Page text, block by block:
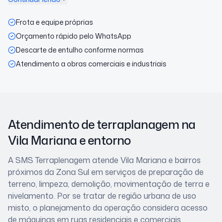
Frota e equipe próprias
Orçamento rápido pelo WhatsApp
Descarte de entulho conforme normas
Atendimento a obras comerciais e industriais
Atendimento de terraplanagem na
Vila Mariana e entorno
A SMS Terraplenagem atende Vila Mariana e bairros
próximos da Zona Sul em serviços de preparação de
terreno, limpeza, demolição, movimentação de terra e
nivelamento. Por se tratar de região urbana de uso
misto, o planejamento da operação considera acesso
de máquinas em ruas residenciais e comerciais,